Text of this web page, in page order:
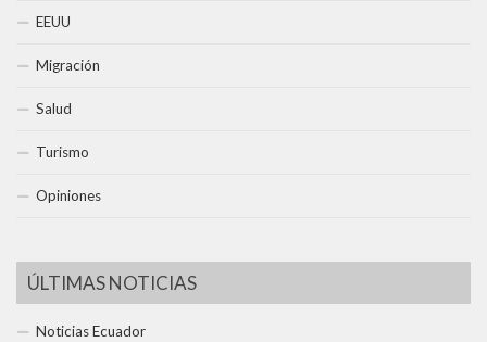
EEUU
Migración
Salud
Turismo
Opiniones
ÚLTIMAS NOTICIAS
Noticias Ecuador